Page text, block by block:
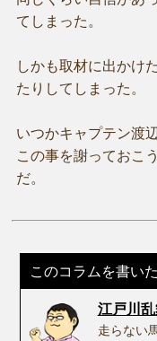
てしまった。
しかも取材に出かけ
たりしてしまった。
いつかキャプテン渡
この事を謝っておこ
だ。
このコラムを書い
江戸川
走らない